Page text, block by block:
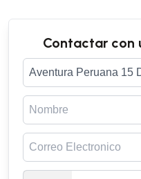
Contactar con